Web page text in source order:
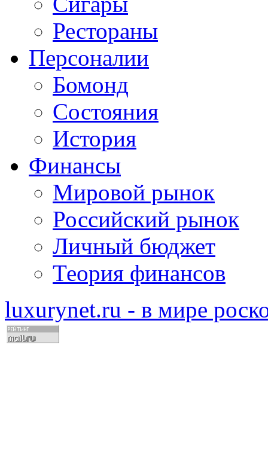
Рестораны
Персоналии
Бомонд
Состояния
История
Финансы
Мировой рынок
Российский рынок
Личный бюджет
Теория финансов
luxurynet.ru - в мире